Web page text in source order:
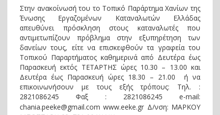
Στην ανακοίνωσή του το Τοπικό Παράρτημα Χανίων της
Ένωσης Εργαζομένων Καταναλωτών Ελλάδας
απευθύνει πρόσκληση στους καταναλωτές που
αντιμετωπίζουν πρόβλημα στην εξυπηρέτηση των
δανείων τους, είτε να επισκεφθούν τα γραφεία του
Τοπικού Παραρτήματος καθημερινά από Δευτέρα έως
Παρασκευή εκτός ΤΕΤΑΡΤΗΣ ώρες 10.30 – 13.00 και
Δευτέρα έως Παρασκευή ώρες 18.30 – 21.00 ή να
επικοινωνήσουν με τους εξής τρόπους: Τηλ. :
2821086245 Φαξ : 2821086245 e-mail:
chania.peeke@gmail.com www.eeke.gr Δ/νση: ΜΑΡΚΟΥ